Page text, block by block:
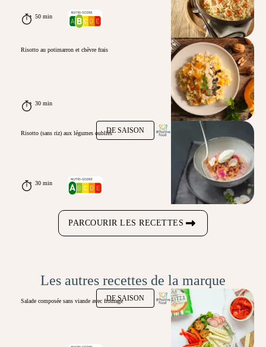
50 min
Risotto au potimarron et chèvre frais
30 min
DE SAISON
Risotto (sans riz) aux légumes oubliés
30 min
PARCOURIR LES RECETTES
Les autres recettes de la marque
DE SAISON
Salade composée sans viande avec fromage